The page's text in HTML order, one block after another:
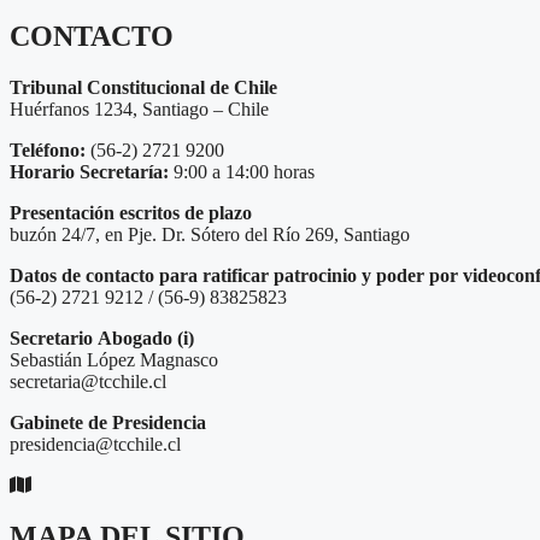
CONTACTO
Tribunal Constitucional de Chile
Huérfanos 1234, Santiago – Chile
Teléfono: (56-2) 2721 9200
Horario Secretaría: 9:00 a 14:00 horas
Presentación escritos de plazo
buzón 24/7, en Pje. Dr. Sótero del Río 269, Santiago
Datos de contacto para ratificar patrocinio y poder por
(56-2) 2721 9212 / (56-9) 83825823
Secretario Abogado (i)
Sebastián López Magnasco
secretaria@tcchile.cl
Gabinete de Presidencia
presidencia@tcchile.cl